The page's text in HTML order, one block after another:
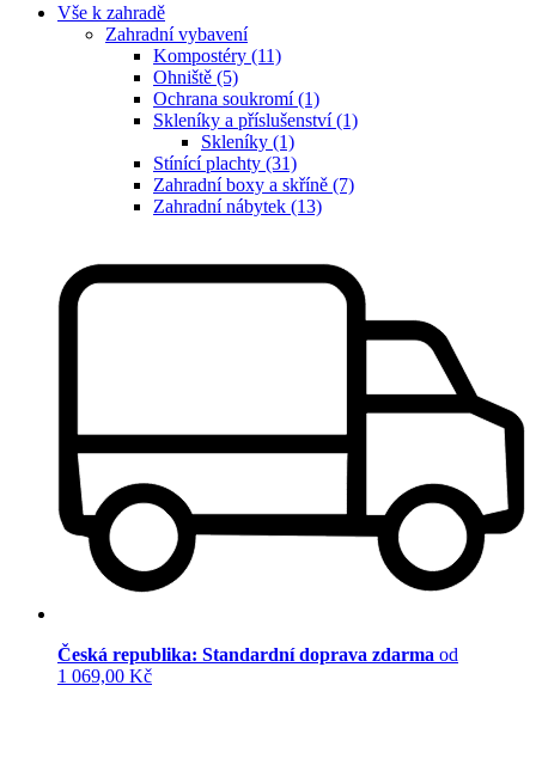
Vše k zahradě
Zahradní vybavení
Kompostéry (11)
Ohniště (5)
Ochrana soukromí (1)
Skleníky a příslušenství (1)
Skleníky (1)
Stínící plachty (31)
Zahradní boxy a skříně (7)
Zahradní nábytek (13)
Česká republika: Standardní doprava zdarma od
1 069,00 Kč